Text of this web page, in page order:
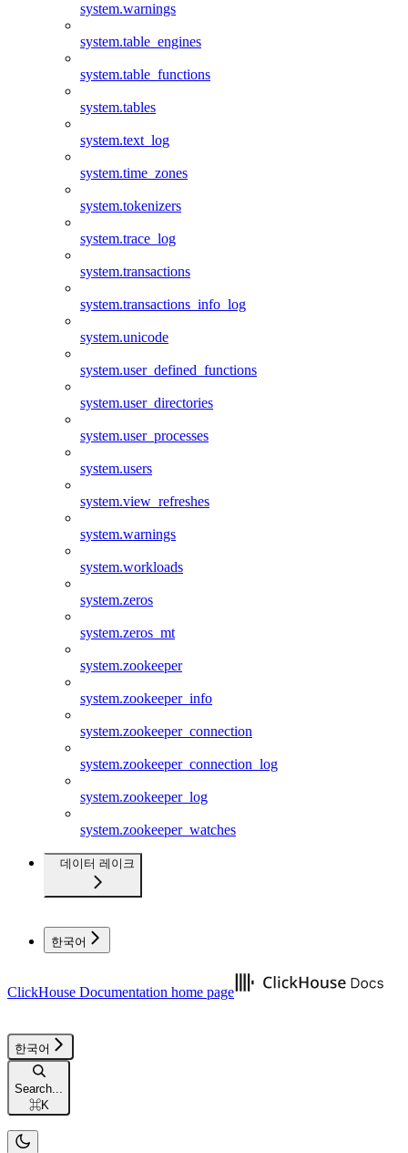
system.warnings
system.table_engines
system.table_functions
system.tables
system.text_log
system.time_zones
system.tokenizers
system.trace_log
system.transactions
system.transactions_info_log
system.unicode
system.user_defined_functions
system.user_directories
system.user_processes
system.users
system.view_refreshes
system.warnings
system.workloads
system.zeros
system.zeros_mt
system.zookeeper
system.zookeeper_info
system.zookeeper_connection
system.zookeeper_connection_log
system.zookeeper_log
system.zookeeper_watches
데이터 레이크
한국어
ClickHouse Documentation home page
한국어
Search...
⌘K